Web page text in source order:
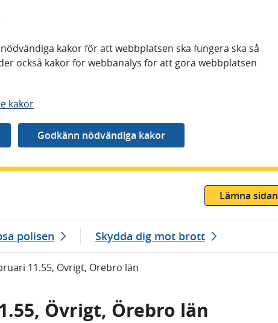
kakor för att webbplatsen ska fungera ska så
också kakor för webbanalys för att göra webbplatsen
kakor
Lämna sidan
polisen Skydda dig mot brott
11.55, Övrigt, Örebro län
Övrigt, Örebro län